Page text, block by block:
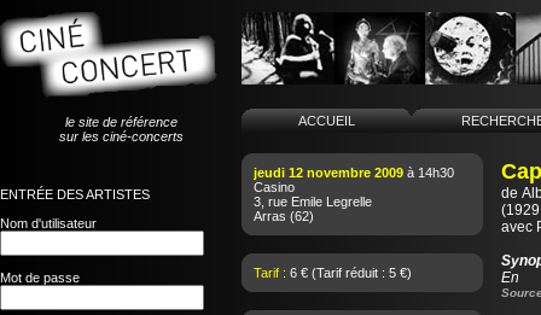
le site de référence
sur les ciné-concerts
ENTRÉE DES ARTISTES
Nom d'utilisateur
Mot de passe
ACCUEIL
jeudi 12 novembre 2009 à 14h30
Casino
3, rue Emile Legrelle
Arras (62)
Tarif : 6 € (Tarif réduit : 5 €)
de
avec
En